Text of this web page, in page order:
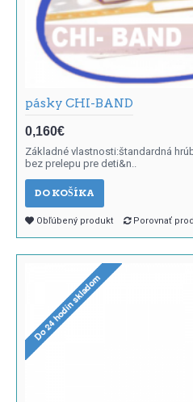
pásky CHI-BAND
0,160€
Základné vlastnosti:štandardná
bez prelepu pre deti&n..
DO KOŠÍKA
Obľúbený produkt Porovnať